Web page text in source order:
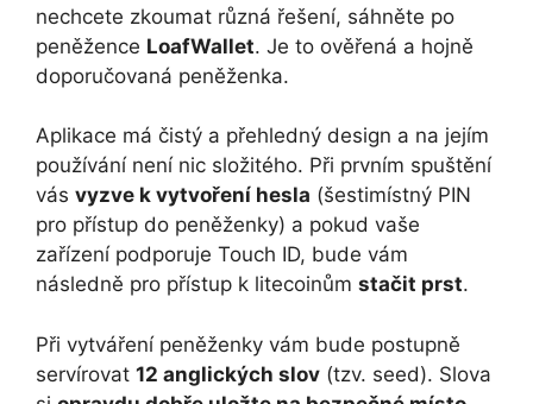
nechcete zkoumat různá řešení, sáhněte po
peněžence LoafWallet. Je to ověřená a hojně
doporučovaná peněženka.
Aplikace má čistý a přehledný design a na jejím
používání není nic složitého. Při prvním spuštění
vás vyzve k vytvoření hesla (šestimístný PIN
pro přístup do peněženky) a pokud vaše
zařízení podporuje Touch ID, bude vám
následně pro přístup k litecoinům stačit prst.
Při vytváření peněženky vám bude postupně
servírovat 12 anglických slov (tzv. seed). Slova